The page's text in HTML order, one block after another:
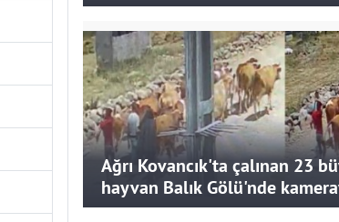
Ağrı Kovancık'ta çalınan 23
hayvan Balık Gölü'nde
takıldı